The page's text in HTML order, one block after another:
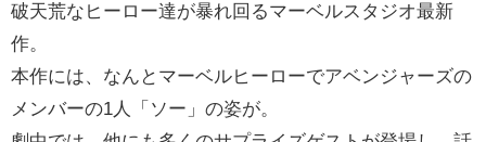
破天荒なヒーロー達が暴れ回るマーベルスタジオ最新
作。
本作には、なんとマーベルヒーローでアベンジャーズの
メンバーの1人「ソー」の姿が。